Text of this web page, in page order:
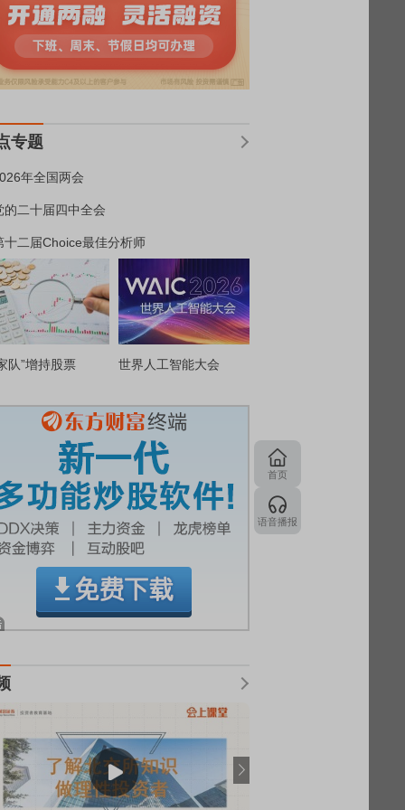
专题
年全国两会
的二十届四中全会
十二届Choice最佳分析师
队”增持股票 世界人工智能大会
首页
语音播报